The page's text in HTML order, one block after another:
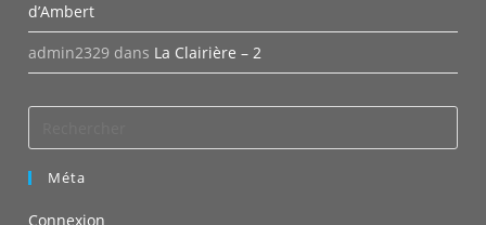
d’Ambert
admin2329 dans La Clairière – 2
Méta
Connexion